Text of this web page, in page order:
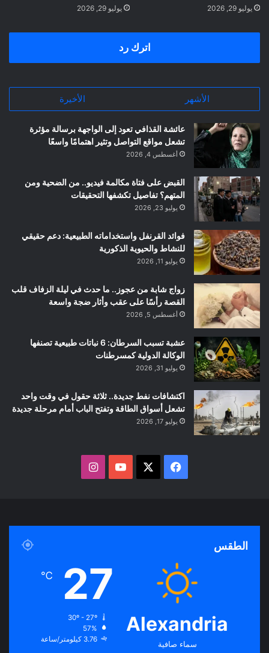
يوليو 29, 2026 يوليو 29, 2026
اترك رد
الأشهر الأخيرة
عائشة القذافي تعود إلى الواجهة برسالة مؤثرة
تشعل مواقع التواصل وتثير اهتمامًا واسعًا
أغسطس 4, 2026
القبض على فتاة مكالمة فيديو.. من الضحية ومن
المتهم؟ تفاصيل تكشفها التحقيقات
يوليو 23, 2026
فوائد القرنفل واستخداماته الطبيعية: دعم حقيقي
للنشاط والحيوية الذكورية
يوليو 11, 2026
زواج شابة من عجوز.. ما حدث في ليلة الزفاف قلب
القصة رأسًا على عقب وأثار ضجة واسعة
أغسطس 5, 2026
عشبة تسبب السرطان: 6 نباتات طبيعية تصنفها
الوكالة الدولية كمسرطنات
يوليو 31, 2026
اكتشافات نفط جديدة.. ثلاثة حقول في وقت واحد
تشعل أسواق الطاقة وتفتح الباب أمام مرحلة جديدة
يوليو 17, 2026
ك
ر
م
الطقس
Alexandria
سماء صافية
27
℃
57%
3.76 كيلومتر/ساعة